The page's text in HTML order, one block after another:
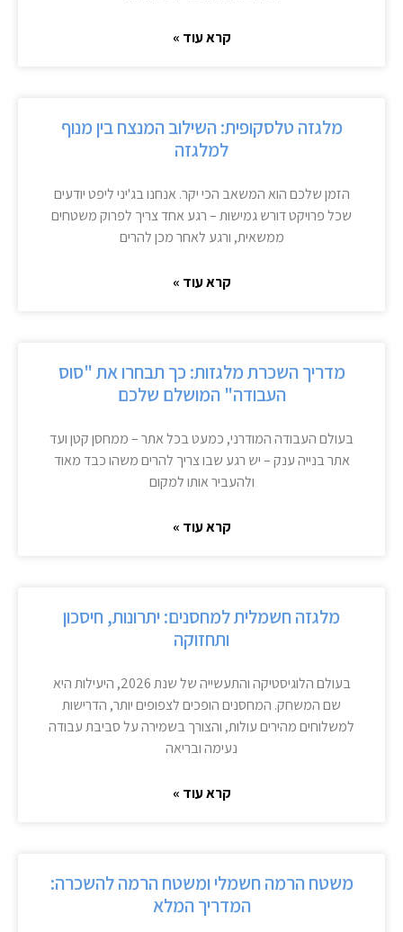
קרא עוד »
מלגזה טלסקופית: השילוב המנצח בין מנוף
למלגזה
הזמן שלכם הוא המשאב הכי יקר. אנחנו בג'יני ליפט יודעים
שכל פרויקט דורש גמישות – רגע אחד צריך לפרוק משטחים
ממשאית, ורגע לאחר מכן להרים
קרא עוד »
מדריך השכרת מלגזות: כך תבחרו את "סוס
העבודה" המושלם שלכם
בעולם העבודה המודרני, כמעט בכל אתר – ממחסן קטן ועד
אתר בנייה ענק – יש רגע שבו צריך להרים משהו כבד מאוד
ולהעביר אותו למקום
קרא עוד »
מלגזה חשמלית למחסנים: יתרונות, חיסכון
ותחזוקה
בעולם הלוגיסטיקה והתעשייה של שנת 2026, היעילות היא
שם המשחק. המחסנים הופכים לצפופים יותר, הדרישות
למשלוחים מהירים עולות, והצורך בשמירה על סביבת עבודה
נעימה ובריאה
קרא עוד »
משטח הרמה חשמלי ומשטח הרמה להשכרה:
המדריך המלא